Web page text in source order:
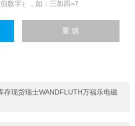
数字），如：三加四=7
存现货瑞士WANDFLUTH万福乐电磁